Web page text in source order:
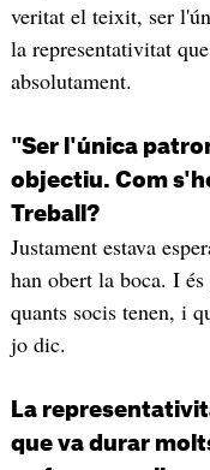
veritat el teixit, ser
la representativitat
absolutament.
"Ser l'única
objectiu. Com
Treball?
Justament estava
han obert la boca. I
quants socis tenen, i
jo dic.
La
que va durar